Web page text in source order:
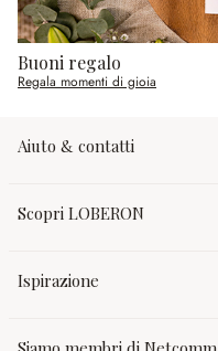
Buoni regalo
Regala momenti di gioia
Aiuto & contatti
Scopri LOBERON
Ispirazione